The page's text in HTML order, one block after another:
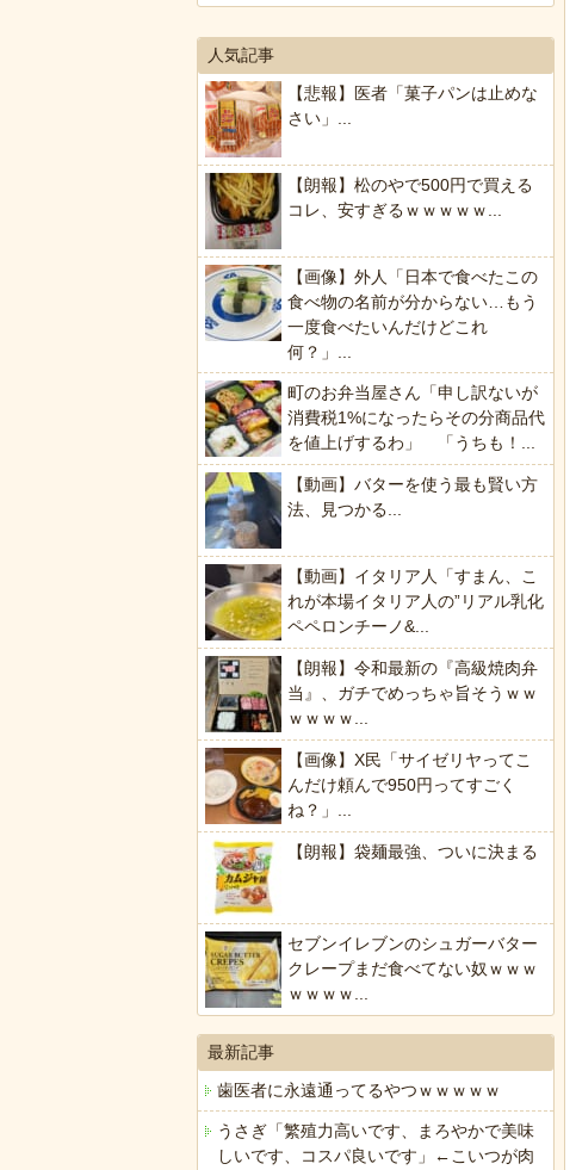
人気記事
【悲報】医者「菓子パンは止めな
さい」...
【朗報】松のやで500円で買える
コレ、安すぎるｗｗｗｗｗ...
【画像】外人「日本で食べたこの
食べ物の名前が分からない…もう
一度食べたいんだけどこれ
何？」...
町のお弁当屋さん「申し訳ないが
消費税1%になったらその分商品代
を値上げするわ」 「うちも！...
【動画】バターを使う最も賢い方
法、見つかる...
【動画】イタリア人「すまん、こ
れが本場イタリア人の”リアル乳化
ペペロンチーノ&...
【朗報】令和最新の『高級焼肉弁
当』、ガチでめっちゃ旨そうｗｗ
ｗｗｗｗ...
【画像】X民「サイゼリヤってこ
んだけ頼んで950円ってすごく
ね？」...
【朗報】袋麺最強、ついに決まる
セブンイレブンのシュガーバター
クレープまだ食べてない奴ｗｗｗ
ｗｗｗｗ...
最新記事
歯医者に永遠通ってるやつｗｗｗｗｗ
うさぎ「繁殖力高いです、まろやかで美味
しいです、コスパ良いです」←こいつが肉